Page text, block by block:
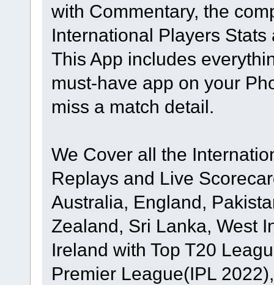
with Commentary, the
International Players
This App includes
must-have app on your
miss a match detail.
We Cover all the
Replays and Live
Australia, England,
Zealand, Sri Lanka, West
Ireland with Top T20
Premier League(IPL